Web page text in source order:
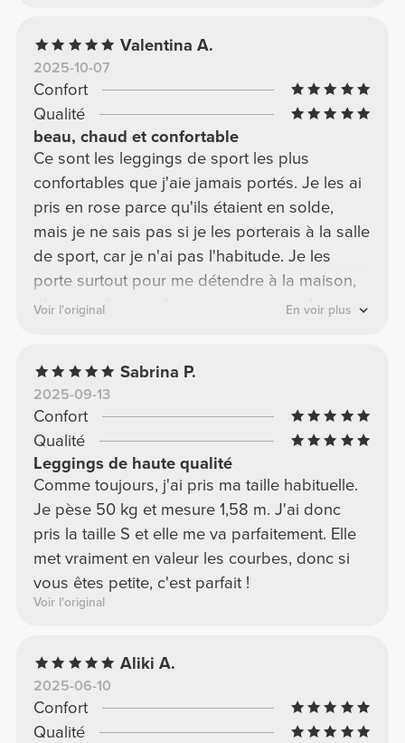
Valentina A.
2025-10-07
Confort
Qualité
beau, chaud et confortable
Ce sont les leggings de sport les plus
confortables que j'aie jamais portés. Je les ai
pris en rose parce qu'ils étaient en solde,
mais je ne sais pas si je les porterais à la salle
de sport, car je n'ai pas l'habitude. Je les
porte surtout pour me détendre à la maison,
d'autant plus que le tissu est un peu chaud et
salle de sport cet hiver. Si vous êtes grande,
ils taillent un peu court ; je mesure 1,73 m et j'ai
pris une taille S, donc mes chevilles sont
complètement découvertes.
Voir l'original En voir plus
Sabrina P.
2025-09-13
Confort
Qualité
Leggings de haute qualité
Comme toujours, j'ai pris ma taille habituelle.
Je pèse 50 kg et mesure 1,58 m. J'ai donc
pris la taille S et elle me va parfaitement. Elle
met vraiment en valeur les courbes, donc si
vous êtes petite, c'est parfait !
Voir l'original
Aliki A.
2025-06-10
Confort
Qualité